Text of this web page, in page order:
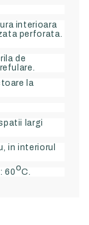
interioara
perforata.
de
la
largi
in interiorul
60oC.